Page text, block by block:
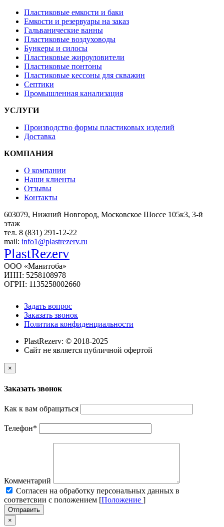
Пластиковые емкости и баки
Емкости и резервуары на заказ
Гальванические ванны
Пластиковые воздуховоды
Бункеры и силосы
Пластиковые жироуловители
Пластиковые понтоны
Пластиковые кессоны для скважин
Септики
Промышленная канализация
УСЛУГИ
Производство формы пластиковых изделий
Доставка
КОМПАНИЯ
О компании
Наши клиенты
Отзывы
Контакты
603079, Нижний Новгород, Московское Шоссе 105к3, 3-й
этаж
тел. 8 (831) 291-12-22
mail: info1@plastrezerv.ru
PlastRezerv
ООО «Манитоба»
ИНН: 5258108978
ОГРН: 1135258002660
Задать вопрос
Заказать звонок
Политика конфиденциальности
PlastRezerv: © 2018-2025
Cайт не является публичной офертой
×
Заказать звонок
Как к вам обращаться
Телефон*
Комментарий
Cогласен на обработку персональных данных в
соответсвии с положением [Положение ]
Отправить
×